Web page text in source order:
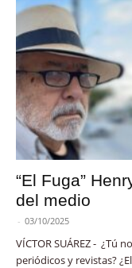
“El Fuga”
del medio
- 03/10/2025
VÍCTOR SUÁREZ - ¿Tú
periódicos y revistas?